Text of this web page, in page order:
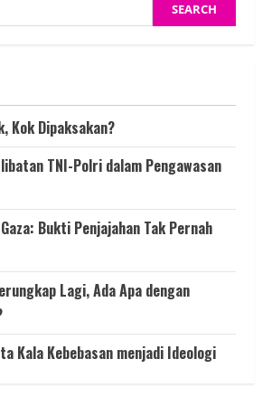
SEARCH
Kok Dipaksakan?
TNI-Polri dalam Pengawasan
Bukti Penjajahan Tak Pernah
Lagi, Ada Apa dengan
Kala Kebebasan menjadi Ideologi